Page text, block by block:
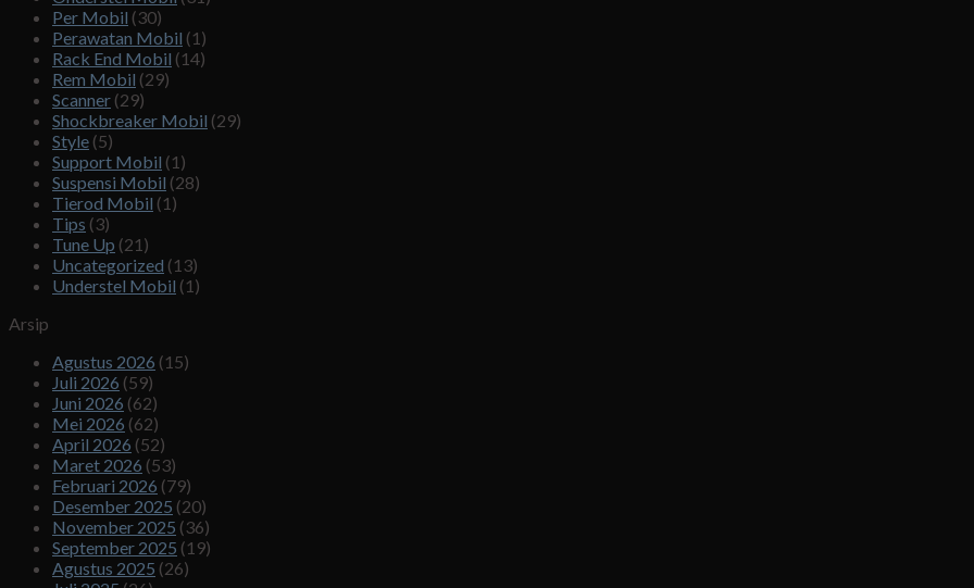
Per Mobil (30)
Perawatan Mobil (1)
Rack End Mobil (14)
Rem Mobil (29)
Scanner (29)
Shockbreaker Mobil (29)
Style (5)
Support Mobil (1)
Suspensi Mobil (28)
Tierod Mobil (1)
Tips (3)
Tune Up (21)
Uncategorized (13)
Understel Mobil (1)
Arsip
Agustus 2026 (15)
Juli 2026 (59)
Juni 2026 (62)
Mei 2026 (62)
April 2026 (52)
Maret 2026 (53)
Februari 2026 (79)
Desember 2025 (20)
November 2025 (36)
September 2025 (19)
Agustus 2025 (26)